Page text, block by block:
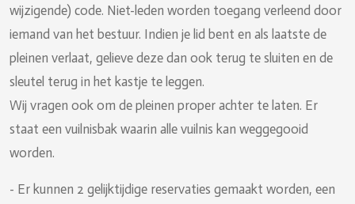
wijzigende) code. Niet-leden worden toegang verleend door
iemand van het bestuur. Indien je lid bent en als laatste de
pleinen verlaat, gelieve deze dan ook terug te sluiten en de
sleutel terug in het kastje te leggen.
Wij vragen ook om de pleinen proper achter te laten. Er
staat een vuilnisbak waarin alle vuilnis kan weggegooid
worden.
- Er kunnen 2 gelijktijdige reservaties gemaakt worden, een